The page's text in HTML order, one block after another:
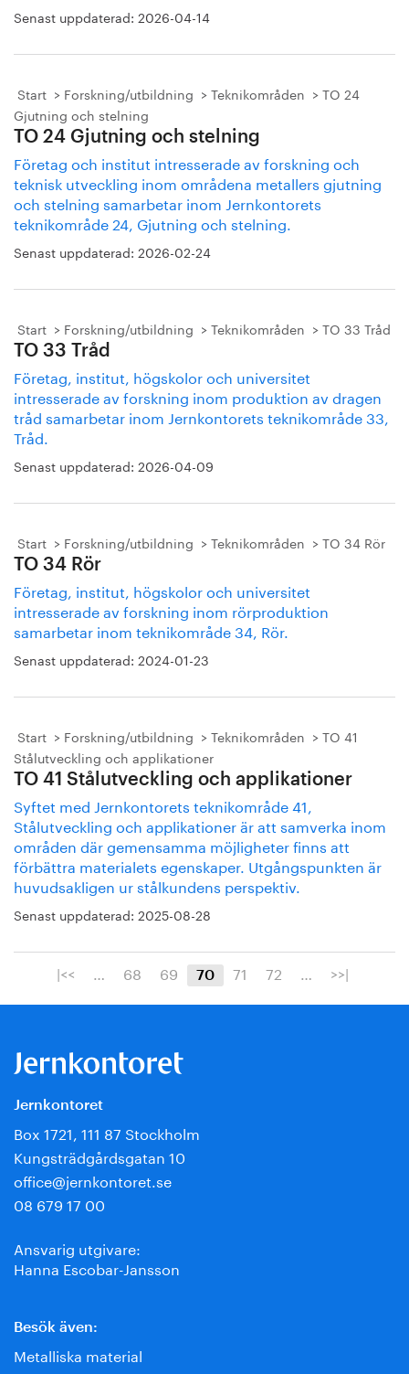
Senast uppdaterad: 2026-04-14
Start Forskning/utbildning Teknikområden
TO 24
Gjutning och stelning
TO 24 Gjutning och stelning
Företag och institut intresserade av forskning och
teknisk utveckling inom områdena metallers gjutning
och stelning samarbetar inom Jernkontorets
teknikområde 24, Gjutning och stelning.
Senast uppdaterad: 2026-02-24
Start Forskning/utbildning Teknikområden TO 33 Tråd
TO 33 Tråd
Företag, institut, högskolor och universitet
intresserade av forskning inom produktion av dragen
tråd samarbetar inom Jernkontorets teknikområde 33,
Tråd.
Senast uppdaterad: 2026-04-09
Start Forskning/utbildning Teknikområden TO 34 Rör
TO 34 Rör
Företag, institut, högskolor och universitet
intresserade av forskning inom rörproduktion
samarbetar inom teknikområde 34, Rör.
Senast uppdaterad: 2024-01-23
Start Forskning/utbildning Teknikområden
TO 41
Stålutveckling och applikationer
TO 41 Stålutveckling och applikationer
Syftet med Jernkontorets teknikområde 41,
Stålutveckling och applikationer är att samverka inom
områden där gemensamma möjligheter finns att
förbättra materialets egenskaper. Utgångspunkten är
huvudsakligen ur stålkundens perspektiv.
Senast uppdaterad: 2025-08-28
|<< … 68 69 70 71 72 … >>|
Jernkontoret
Box 1721, 111 87 Stockholm
Kungsträdgårdsgatan 10
office@jernkontoret.se
08 679 17 00
Ansvarig utgivare:
Hanna Escobar-Jansson
Besök även:
Metalliska material